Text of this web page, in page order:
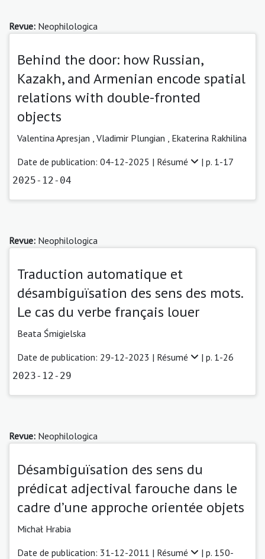
Revue: Neophilologica
Behind the door: how Russian,
Kazakh, and Armenian encode spatial
relations with double-fronted
objects
Valentina Apresjan Vladimir Plungian
Ekaterina Rakhilina
Date de publication: 04-12-2025 | Résumé | p. 1-17
2025-12-04
Revue: Neophilologica
Traduction automatique et
désambiguïsation des sens des mots.
Le cas du verbe français louer
Beata Śmigielska
Date de publication: 29-12-2023 | Résumé | p. 1-26
2023-12-29
Revue: Neophilologica
Désambiguïsation des sens du
prédicat adjectival farouche dans le
cadre d’une approche orientée objets
Michał Hrabia
Date de publication: 31-12-2011 | Résumé
| p. 150-